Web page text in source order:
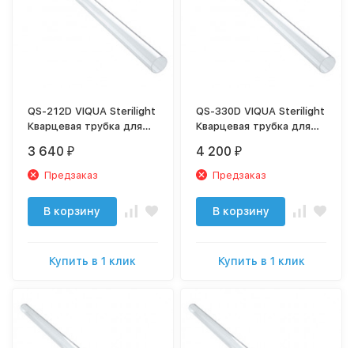
QS-212D VIQUA Sterilight
Кварцевая трубка для
3 640 ₽
Предзаказ
В корзину
Купить в 1 клик
QS-330D VIQUA Sterilight
Кварцевая трубка для
4 200 ₽
Предзаказ
В корзину
Купить в 1 клик